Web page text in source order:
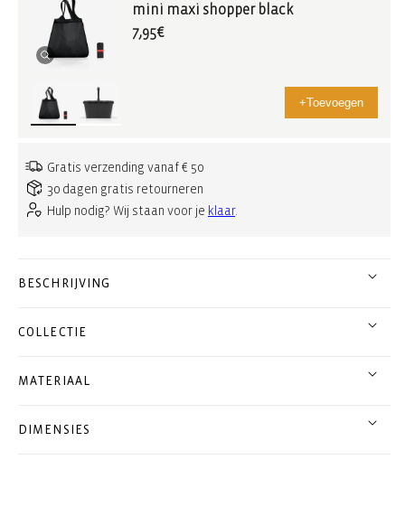
mini maxi shopper black
7,95€
+Toevoegen
Gratis verzending vanaf € 50
30 dagen gratis retourneren
Hulp nodig? Wij staan voor je klaar.
BESCHRIJVING
COLLECTIE
MATERIAAL
DIMENSIES